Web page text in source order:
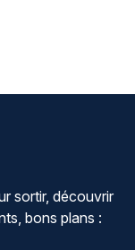
sortir, découvrir
bons plans :